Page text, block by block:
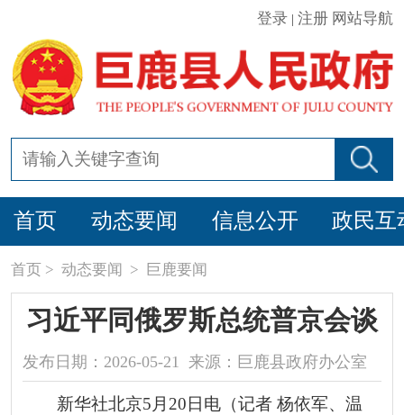
登录 |注册 网站导航
首页 动态要闻 信息公开 政民互
首页> 动态要闻 > 巨鹿要闻
习近平同俄罗斯总统普京会谈
发布日期：2026-05-21 来源：巨鹿县政府办公室
新华社北京5月20日电（记者 杨依军、温